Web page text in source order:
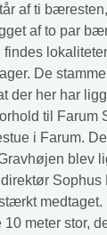
af ti
af to par
De
der her har
til Farum
i Farum.
blev
Sophus
meter stor,